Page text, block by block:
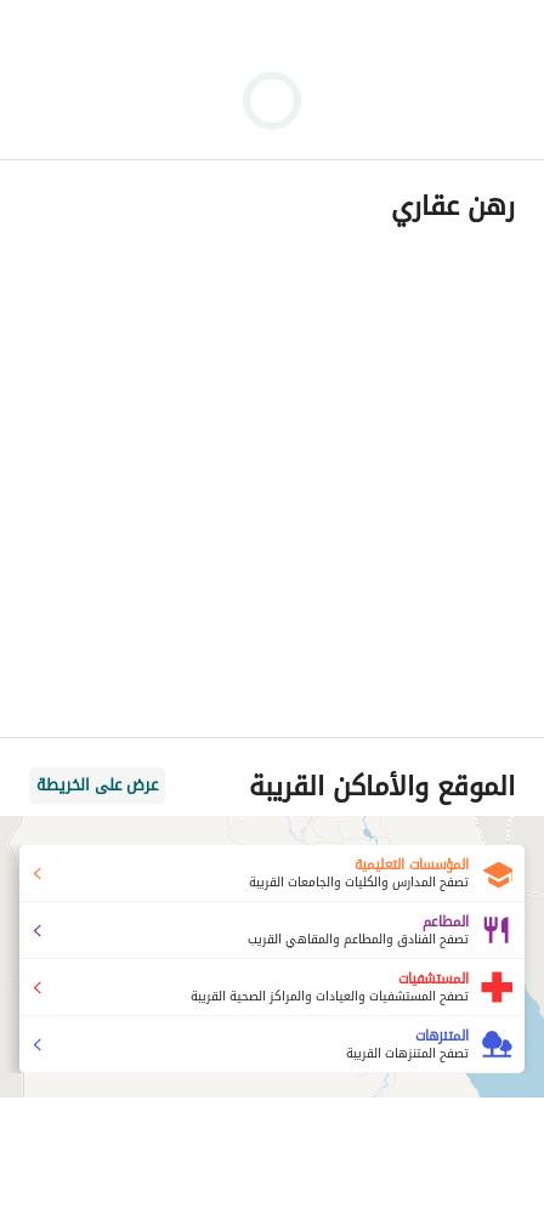
رهن عقاري
الموقع والأماكن القريبة عرض على الخريطة
المؤسسات التعليمية
تصفح المدارس والكليات والجامعات القريبة
المطاعم
تصفح الفنادق والمطاعم والمقاهي القريب
المستشفيات
تصفح المستشفيات والعيادات والمراكز الصحية القريبة
المتنزهات
تصفح المتنزهات القريبة